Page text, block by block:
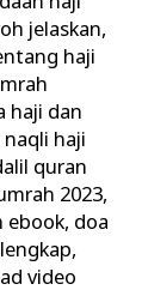
jelaskan,
haji
haji dan
naqli haji
quran
2023,
ebook, doa
,
video